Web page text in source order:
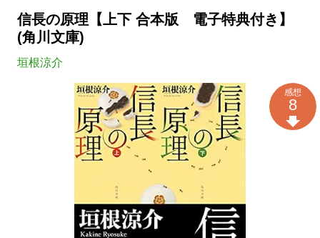
信長の原理【上下 合本版 電子特典付き】
(角川文庫)
垣根涼介
感想
8